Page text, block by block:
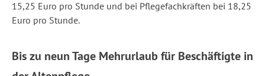
15,25 Euro pro Stunde und bei Pflegefachkräften bei 18,25
Euro pro Stunde.
Bis zu neun Tage Mehrurlaub für Beschäftigte in